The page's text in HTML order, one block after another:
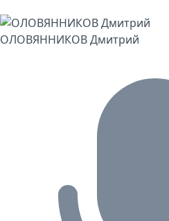
ОЛОВЯННИКОВ Дмитрий